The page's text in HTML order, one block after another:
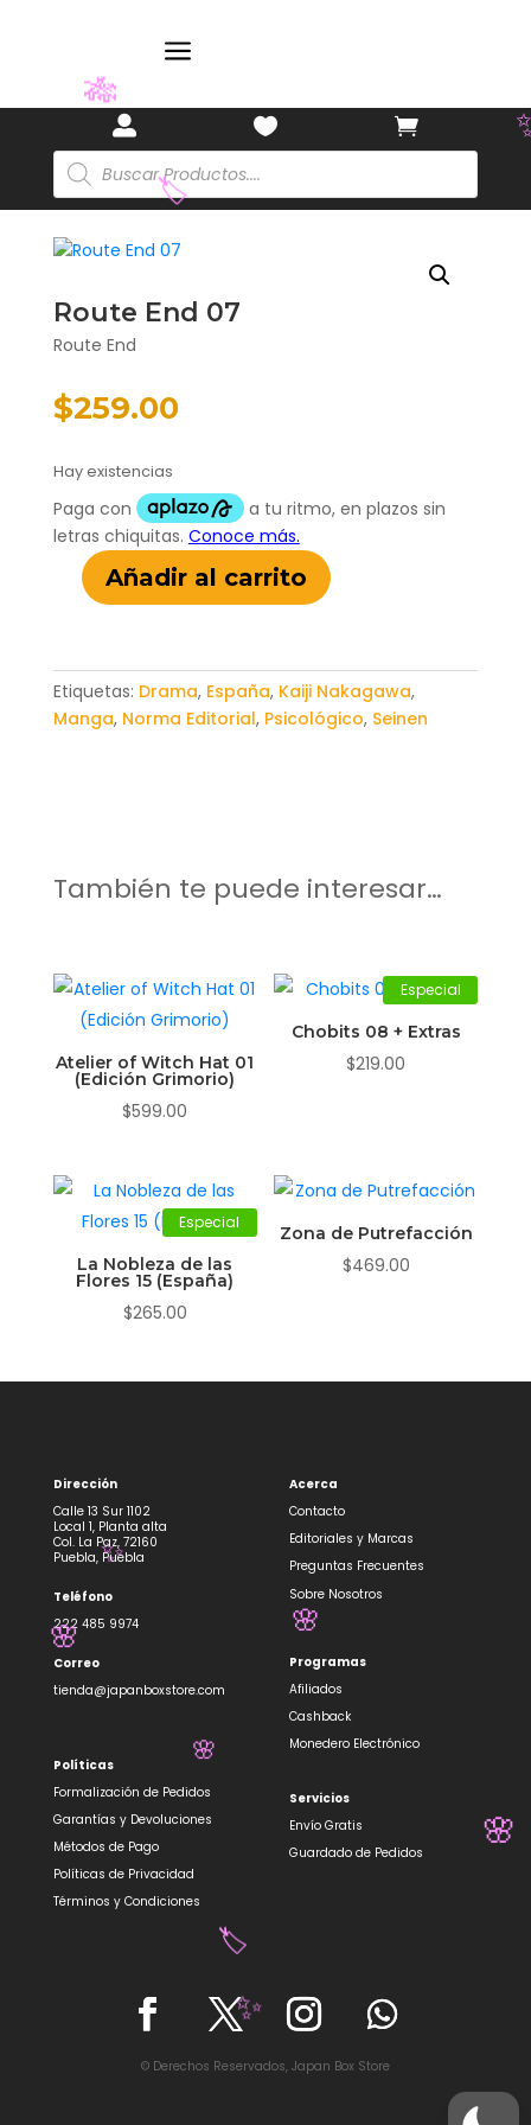
a
 

Búsqueda
de
productos
Route End 07
Route End
$259.00
Hay existencias
Route
cantidad
Añadir al carrito
Etiquetas: Drama, España, Kaiji Nakagawa,
Manga, Norma Editorial, Psicológico, Seinen
También te puede interesar…
Atelier of Witch Hat 01
(Edición Grimorio)
$599.00
Especial
Chobits 08 + Extras
$219.00
Especial
La Nobleza de las
Flores 15 (España)
$265.00
Zona de Putrefacción
$469.00
Dirección
Calle 13 Sur 1102
Local 1, Planta alta
Col. La Paz, 72160
Puebla, Puebla
Teléfono
222 485 9974
Correo
tienda@japanboxstore.com
Políticas
Formalización de Pedidos
Garantías y Devoluciones
Métodos de Pago
Políticas de Privacidad
Términos y Condiciones
Acerca
Contacto
Editoriales y Marcas
Preguntas Frecuentes
Sobre Nosotros
Programas
Afiliados
Cashback
Monedero Electrónico
Servicios
Envío Gratis
Guardado de Pedidos
© Derechos Reservados, Japan Box Store
🌸
✨
🏷️
🎋
🌸
✨
🏷️
🌸